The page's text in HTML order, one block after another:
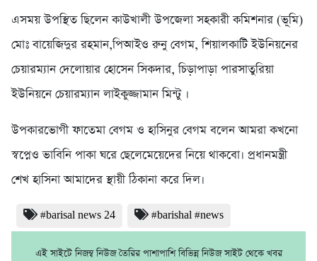
এসময় উপস্থিত ছিলেন কাউখালী উপজেলা সহকারী কমিশনার (ভূমি)
মোঃ বায়েজিদুর রহমান,পিআইও রুনু বেগম, শিয়ালকাটি ইউনিয়নের
চেয়ারম্যান দেলোয়ার হোসেন সিকদার, চিড়াপাড়া পারসাতুরিয়া
ইউনিয়নে চেয়ারম্যান লাইকুজ্জামান মিন্টু ।
উপকারভোগী ফাতেমা বেগম ও হাসিনুর বেগম বলেন আমরা কখনো
স্বপ্নেও ভাবিনি পাকা ঘরে ছেলেমেয়েদের নিয়ে থাকবো। প্রধানমন্ত্রী
শেখ হাসিনা আমাদের স্থায়ী ঠিকানা করে দিল।
#barisal news 24 #barishal #news
এই সাইটে নিজম্ব নিউজ তৈরির পাশাপাশি বিভিন্ন নিউজ সাইট থেকে খবর